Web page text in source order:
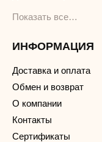
Показать все…
ИНФОРМАЦИЯ
Доставка и оплата
Обмен и возврат
О компании
Контакты
Сертификаты